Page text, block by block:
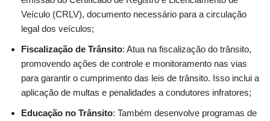
Veículo (CRLV), documento necessário para a circulação
legal dos veículos;
Fiscalização de Trânsito: Atua na fiscalização do trânsito,
promovendo ações de controle e monitoramento nas vias
para garantir o cumprimento das leis de trânsito. Isso inclui a
aplicação de multas e penalidades a condutores infratores;
Educação no Trânsito: Também desenvolve programas de